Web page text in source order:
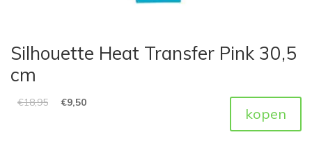
Silhouette Heat Transfer Pink 30,5
cm
€18,95 €9,50
kopen